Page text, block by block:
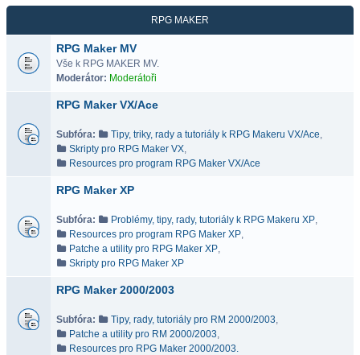
RPG MAKER
RPG Maker MV
Vše k RPG MAKER MV.
Moderátor: Moderátoři
RPG Maker VX/Ace
Subfóra: Tipy, triky, rady a tutoriály k RPG Makeru VX/Ace,
Skripty pro RPG Maker VX,
Resources pro program RPG Maker VX/Ace
RPG Maker XP
Subfóra: Problémy, tipy, rady, tutoriály k RPG Makeru XP,
Resources pro program RPG Maker XP,
Patche a utility pro RPG Maker XP,
Skripty pro RPG Maker XP
RPG Maker 2000/2003
Subfóra: Tipy, rady, tutoriály pro RM 2000/2003,
Patche a utility pro RM 2000/2003,
Resources pro RPG Maker 2000/2003.